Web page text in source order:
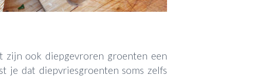
ook diepgevroren groenten een
je dat diepvriesgroenten soms zelfs